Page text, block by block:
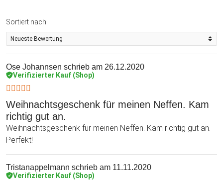
Sortiert nach
Ose Johannsen schrieb am 26.12.2020
Verifizierter Kauf (Shop)
Weihnachtsgeschenk für meinen Neffen. Kam
richtig gut an.
Weihnachtsgeschenk für meinen Neffen. Kam richtig gut an.
Perfekt!
Tristanappelmann schrieb am 11.11.2020
Verifizierter Kauf (Shop)